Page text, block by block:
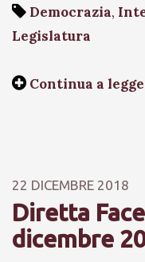
Democrazia,
Legislatura
Continua a
22 DICEMBRE 2018
Diretta
dicembre